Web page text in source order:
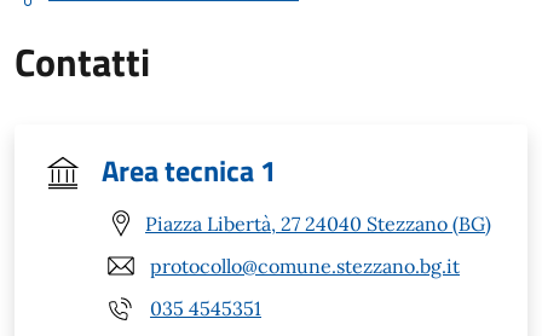
Contatti
Area tecnica 1
Piazza Libertà, 27 24040 Stezzano (BG)
protocollo@comune.stezzano.bg.it
035 4545351